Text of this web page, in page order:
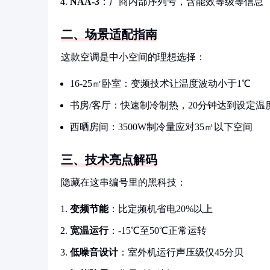
二、场景适配指南
这款空调是中小空间的理想选择：
16-25㎡卧室：变频技术让温度波动小于1℃
书房/客厅：快速制冷制热，20分钟达到设定温
西晒房间：3500W制冷量应对35㎡以下空间
三、技术亮点解码
隐藏在这串编号里的黑科技：
变频节能：比定频机省电20%以上
宽温运行：-15℃至50℃正常运转
低噪音设计：室外机运行声压级仅45分贝